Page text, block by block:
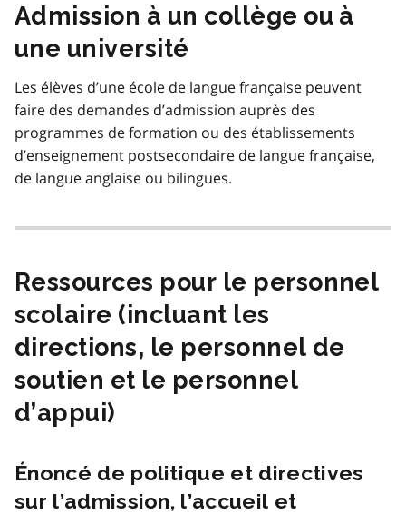
Admission à un collège ou à
une université
Les élèves d’une école de langue française peuvent
faire des demandes d’admission auprès des
programmes de formation ou des établissements
d’enseignement postsecondaire de langue française,
de langue anglaise ou bilingues.
Ressources pour le personnel
scolaire (incluant les
directions, le personnel de
soutien et le personnel
d’appui)
Énoncé de politique et directives
sur l’admission, l’accueil et